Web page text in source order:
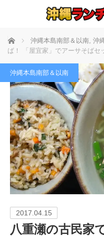
ホーム 沖縄本島南部＆以南, 沖
ば！ 「屋宜家」でアーサそばセ
沖縄本島南部＆以南
2017.04.15
八重瀬の古民家